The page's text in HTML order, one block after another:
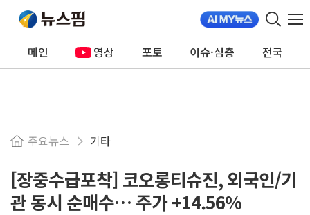
메인 영상 포토 이슈·심층 전국
주요뉴스 기타
[장중수급포착] 코오롱티슈진, 외국인/기
관 동시 순매수… 주가 +14.56%